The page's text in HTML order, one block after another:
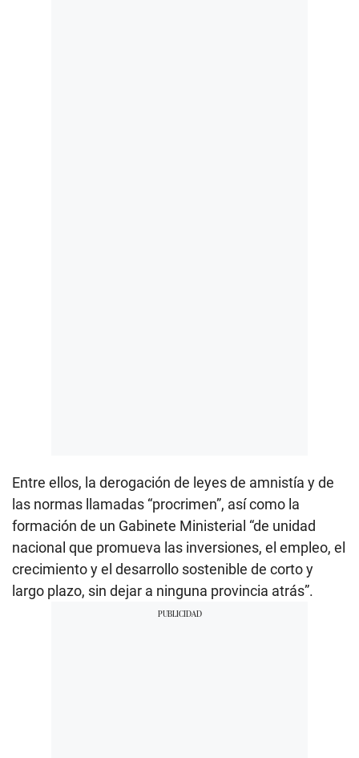
Entre ellos, la derogación de leyes de amnistía y de
las normas llamadas “procrimen”, así como la
formación de un Gabinete Ministerial “de unidad
nacional que promueva las inversiones, el empleo, el
crecimiento y el desarrollo sostenible de corto y
largo plazo, sin dejar a ninguna provincia atrás”.